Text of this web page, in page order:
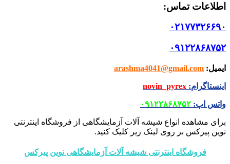
اطلاعات تماس:
۰۲۱۷۷۳۲۶۶۹۰
۰۹۱۲۲۸۶۸۷۵۲
ایمیل:
arashma4041@gmail.com
اینستاگرام:
novin_pyrex
واتس اپ: ۰۹۱۲۲۸۶۸۷۵۲
برای مشاهده انواع شیشه آلات آزمایشگاهی از فروشگاه اینترنتی
نوین پیرکس بر روی لینک زیر کلیک کنید.
فروشگاه اینترنتی شیشه آلات آزمایشگاهی نوین پیرکس